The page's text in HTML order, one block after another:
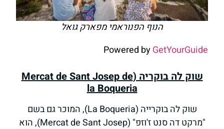
הנוף הפנוראמי מפארק גואל
Powered byGetYourGuide
שוק לה בוקריה (Mercat de Sant Josep de
la Boqueria
שוק לה בוקרייה (La Boqueria), המוכר גם בשם
"מרקט דה סנט ז'וזפ" (Mercat de Sant Josep), הוא